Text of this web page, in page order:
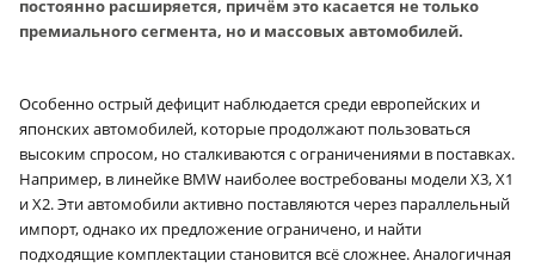
постоянно расширяется, причём это касается не только
премиального сегмента, но и массовых автомобилей.
Особенно острый дефицит наблюдается среди европейских и
японских автомобилей, которые продолжают пользоваться
высоким спросом, но сталкиваются с ограничениями в поставках.
Например, в линейке BMW наиболее востребованы модели X3, X1
и X2. Эти автомобили активно поставляются через параллельный
импорт, однако их предложение ограничено, и найти
подходящие комплектации становится всё сложнее. Аналогичная